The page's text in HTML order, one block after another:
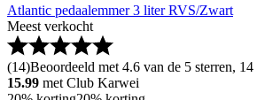
Atlantic pedaalemmer 3 liter RVS/Zwart
Meest verkocht
(14)Beoordeeld met 4.6 van de 5 sterren,
15.99 met Club Karwei